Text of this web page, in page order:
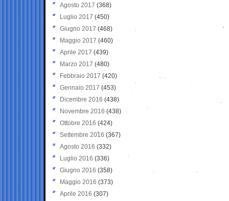
Agosto 2017 (368)
Luglio 2017 (450)
Giugno 2017 (468)
Maggio 2017 (460)
Aprile 2017 (439)
Marzo 2017 (480)
Febbraio 2017 (420)
Gennaio 2017 (453)
Dicembre 2016 (438)
Novembre 2016 (438)
Ottobre 2016 (424)
Settembre 2016 (367)
Agosto 2016 (332)
Luglio 2016 (336)
Giugno 2016 (358)
Maggio 2016 (373)
Aprile 2016 (307)